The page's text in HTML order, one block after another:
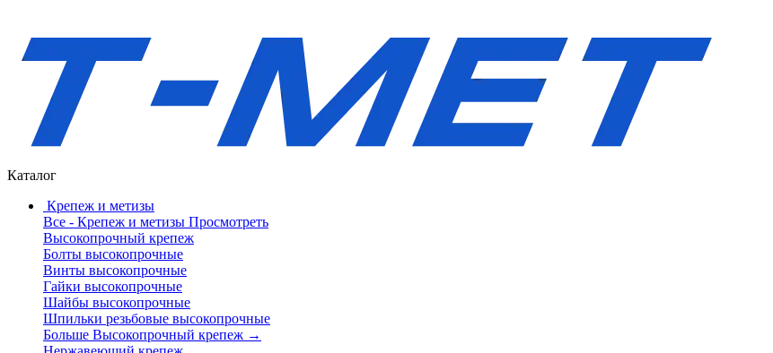
Каталог
Крепеж и метизы
Все - Крепеж и метизы Просмотреть
Высокопрочный крепеж
Болты высокопрочные
Винты высокопрочные
Гайки высокопрочные
Шайбы высокопрочные
Шпильки резьбовые высокопрочные
Больше Высокопрочный крепеж →